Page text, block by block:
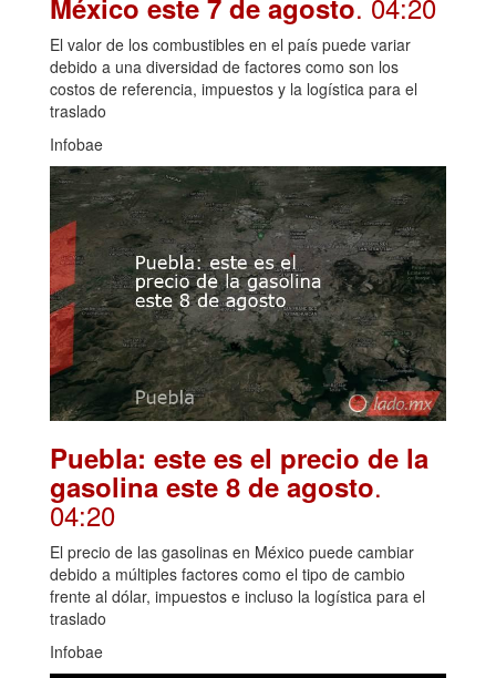
El valor de los combustibles en el país puede variar
debido a una diversidad de factores como son los
costos de referencia, impuestos y la logística para el
traslado
Infobae
Puebla: este es el precio de la
gasolina este 8 de agosto.
04:20
El precio de las gasolinas en México puede cambiar
debido a múltiples factores como el tipo de cambio
frente al dólar, impuestos e incluso la logística para el
traslado
Infobae